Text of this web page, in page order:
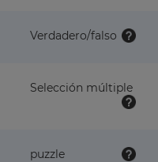
Verdadero/falso
Selección múltiple
puzzle